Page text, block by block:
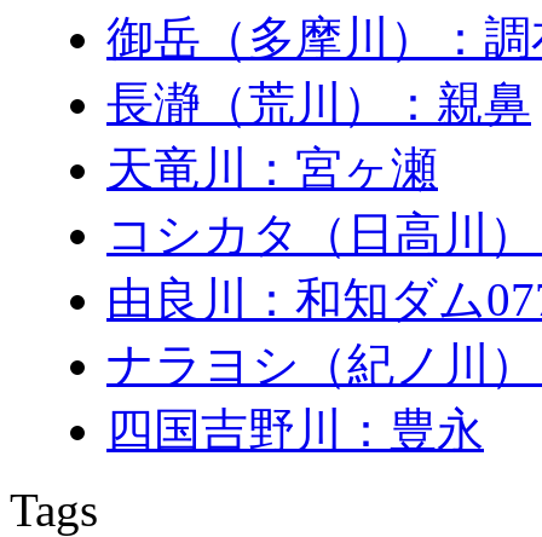
御岳（多摩川）：
長瀞（荒川）：親鼻
天竜川：宮ヶ瀬
コシカタ（日高川
由良川：和知ダム
ナラヨシ（紀ノ川
四国吉野川：豊永
Tags